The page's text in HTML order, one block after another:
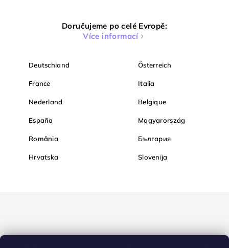
Doručujeme po celé Evropě:
Více informací
Deutschland Österreich
France Italia
Nederland Belgique
España Magyarország
România България
Hrvatska Slovenija